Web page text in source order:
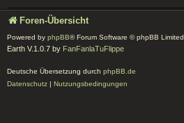
Foren-Übersicht
Powered by phpBB® Forum Software © phpBB Limited
Earth V.1.0.7 by FanFanlaTuFlippe
Deutsche Übersetzung durch phpBB.de
Datenschutz | Nutzungsbedingungen